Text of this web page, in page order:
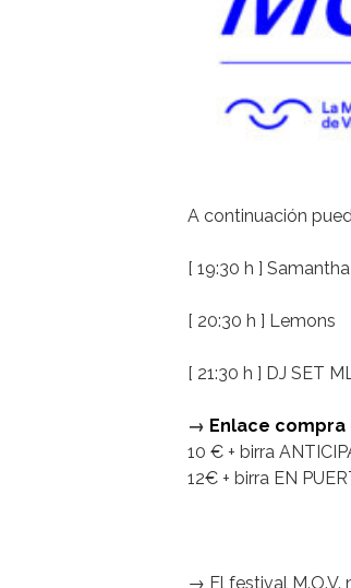
A continuación
[ 19:30 h ]
[ 20:30 h ] Lemons
[ 21:30 h ] DJ SET
→ Enlace
10 € + birra
12€ + birra EN
→ El festival M.O.V.